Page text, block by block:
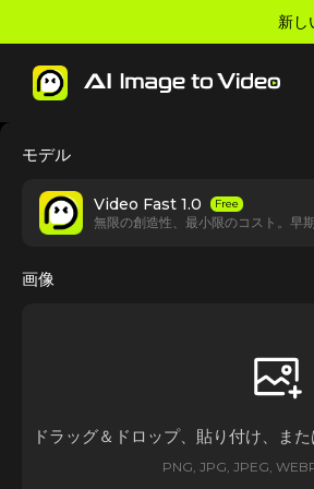
新し
モデル
Video Fast 1.0 Free
無限の創造性、最小限のコスト。早
画像
ドラッグ＆ドロップ、貼り付け、ま
PNG, JPG, JPEG,